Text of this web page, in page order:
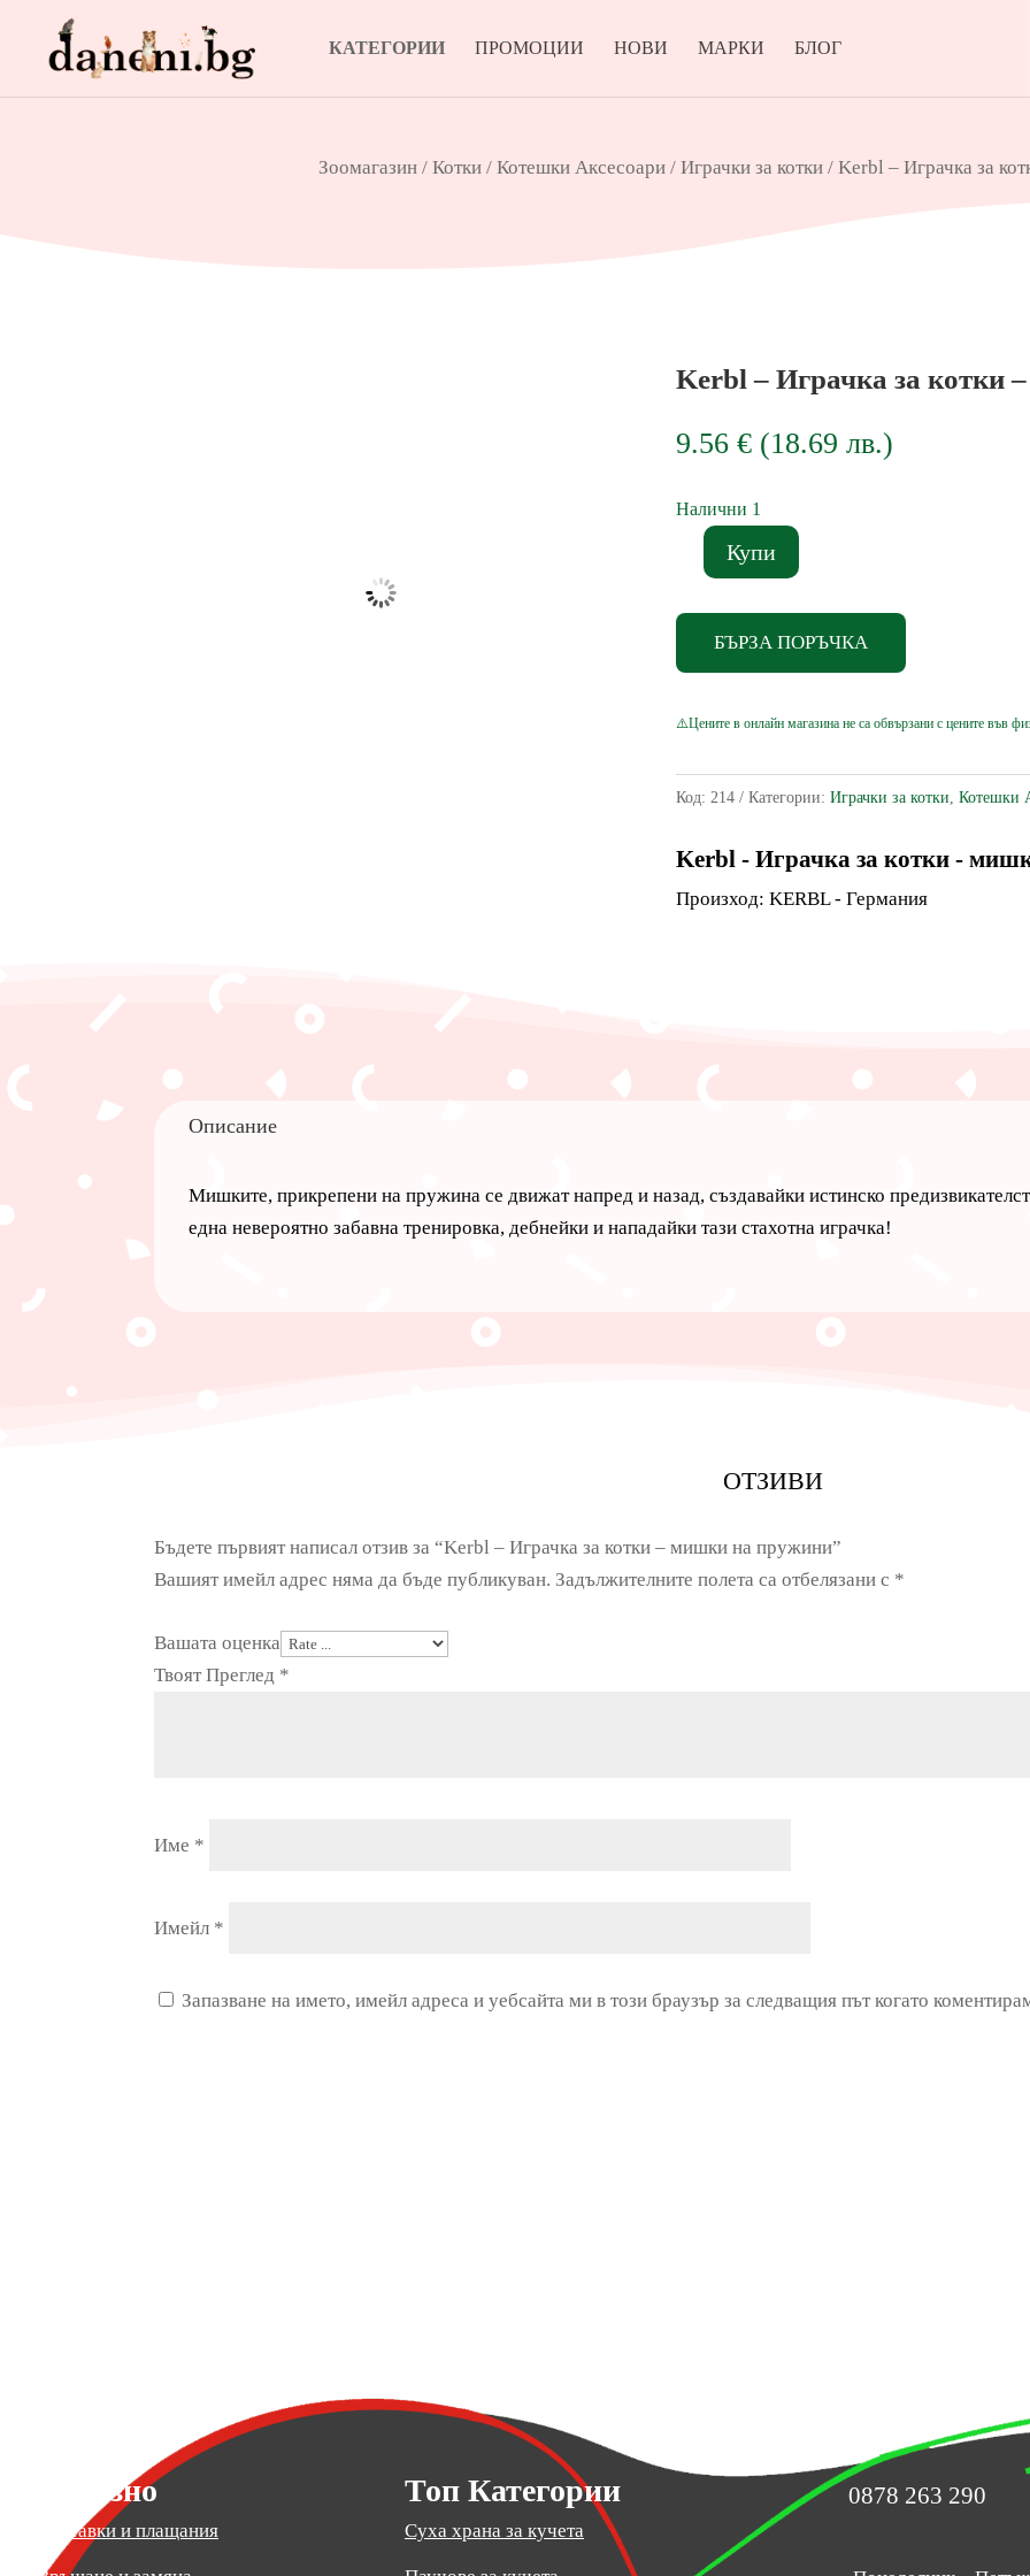
КАТЕГОРИИ ПРОМОЦИИ НОВИ МАРКИ БЛОГ
Зоомагазин / Котки / Котешки Аксесоари / Играчки за котки / Kerbl – Играчка за
Kerbl – Играчка за котки
9.56€ (18.69лв.)
Налични 1
количество
Kerbl
-
за
-
на
пружини
Купи
БЪРЗА ПОРЪЧКА
Код: 214 Категории:Играчки за котки ,Котешки
Kerbl - Играчка за котки -
Произход: KERBL - Германия
Описание
Мишките, прикрепени на пружина се движат напред и назад, създавайки истинско
една невероятно забавна тренировка, дебнейки и нападайки тази стахотна играчка!
ОТЗИВИ
Бъдете първият написал отзив за “Kerbl – Играчка за котки – мишки на пружини”
Вашият имейл адрес няма да бъде публикуван. Задължителните полета са отбелязани с *
Вашата оценка
Твоят Преглед *
Име *
Имейл *
Запазване на името, имейл адреса и уебсайта ми в този браузър за следващия път когато
Полезно
Доставки и плащания
Топ Категории
Суха храна за кучета
0878 263 290